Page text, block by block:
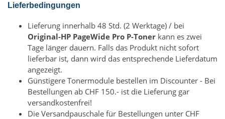
Lieferbedingungen
Lieferung innerhalb 48 Std. (2 Werktage) / bei
Original-HP PageWide Pro P-Toner kann es zwei
Tage länger dauern. Falls das Produkt nicht sofort
lieferbar ist, dann wird das entsprechende Lieferdatum
angezeigt.
Günstigere Tonermodule bestellen im Discounter - Bei
Bestellungen ab CHF 150.- ist die Lieferung gar
versandkostenfrei!
Die Versandpauschale für Bestellungen unter CHF